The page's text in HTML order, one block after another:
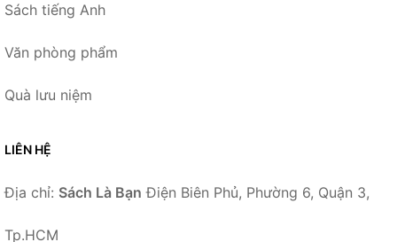
Sách tiếng Anh
Văn phòng phẩm
Quà lưu niệm
LIÊN HỆ
Địa chỉ: Sách Là Bạn Điện Biên Phủ, Phường 6, Quận 3,
Tp.HCM